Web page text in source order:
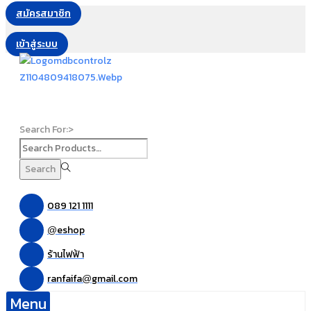
สมัครสมาชิก
เข้าสู่ระบบ
Search For:>
Search
089 121 1111
@eshop
ร้านไฟฟ้า
ranfaifa@gmail.com
Menu